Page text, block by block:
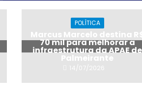
POLÍTICA
Marcus Marcelo destina
70 mil para melhorar a
infraestrutura da APAE de
Palmeirante
14/07/2026